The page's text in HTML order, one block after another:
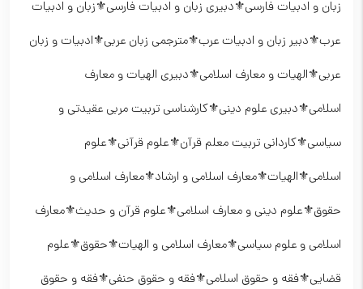
زبان و ادبیات فارسی⚜️دبیری زبان و ادبیات فارسی⚜️زبان و ادبیات
عرب⚜️دبیر زبان و ادبیات عرب⚜️مترجمی زبان عربی⚜️ادبیات و زبان
عربی⚜️الهیات و معارف اسلامی⚜️دبیری الهیات و معارف
اسلامی⚜️دبیری علوم دینی⚜️کارشناسی تربیت مربی عقیدتی و
سیاسی⚜️کاردانی تربیت معلم قرآن⚜️علوم قرآنی⚜️علوم
اسلامی⚜️الهیات⚜️معارف اسلامی و ارشاد⚜️معارف اسلامی و
حقوق⚜️علوم دینی و معارف اسلامی⚜️علوم قرآن و حدیث⚜️معارف
اسلامی و علوم سیاسی⚜️معارف اسلامی و الهیات⚜️حقوق⚜️علوم
قضایی⚜️فقه و حقوق اسلامی⚜️فقه و حقوق حنفی⚜️فقه و حقوق